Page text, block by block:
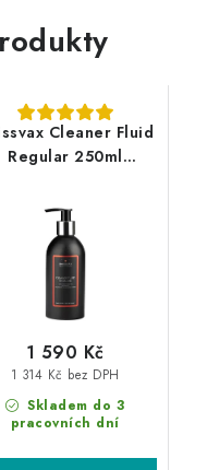
Cleaner Fluid
Regular 250ml
Skladem do 3
pracovních dní
1 314 Kč bez DPH
1 590 Kč